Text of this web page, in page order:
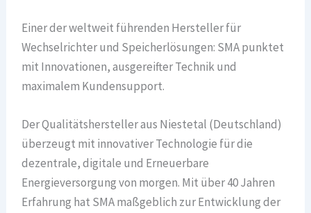
Einer der weltweit führenden Hersteller für
Wechselrichter und Speicherlösungen: SMA punktet
mit Innovationen, ausgereifter Technik und
maximalem Kundensupport.
Der Qualitätshersteller aus Niestetal (Deutschland)
überzeugt mit innovativer Technologie für die
dezentrale, digitale und Erneuerbare
Energieversorgung von morgen. Mit über 40 Jahren
Erfahrung hat SMA maßgeblich zur Entwicklung der